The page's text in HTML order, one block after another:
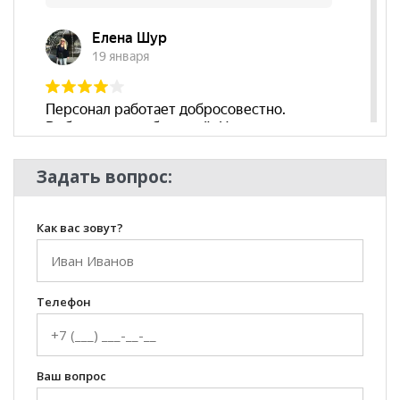
Задать вопрос:
Как вас зовут?
Телефон
Ваш вопрос